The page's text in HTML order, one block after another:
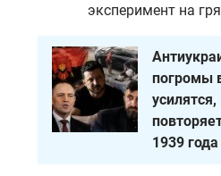
эксперимент на
погромы
1939